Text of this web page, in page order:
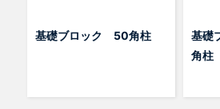
基礎ブロック 50角柱
基礎
角柱